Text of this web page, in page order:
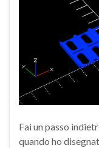
Fai un passo
quando ho